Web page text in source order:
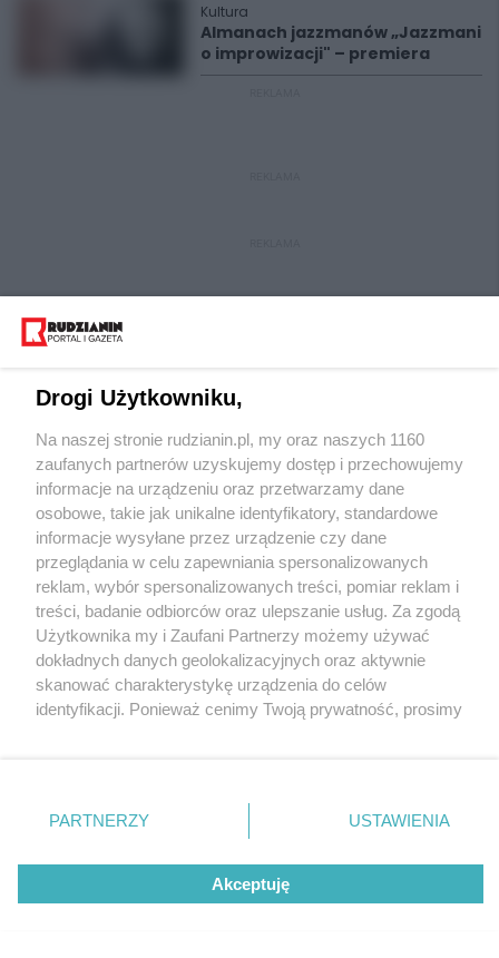
Kultura
Almanach jazzmanów „Jazzmani
o improwizacji" – premiera
Wydawca mediów lokalnych
Nie zapomnij
zapoznać się z:
polityką prywatności regulamin korzystania z portali
Twojemiasto
Piekary Śląskie
Chorzów
Tarnowskie Góry
Gliwice
Skontakuj sięz nami
Kontakt
Wydawca
Redakcja
Drogi Użytkowniku,
Na naszej stronie rudzianin.pl, my oraz naszych 1160
zaufanych partnerów uzyskujemy dostęp i przechowujemy
informacje na urządzeniu oraz przetwarzamy dane
osobowe, takie jak unikalne identyfikatory, standardowe
informacje wysyłane przez urządzenie czy dane
przeglądania w celu zapewniania spersonalizowanych
reklam, wybór spersonalizowanych treści, pomiar reklam i
treści, badanie odbiorców oraz ulepszanie usług. Za zgodą
Użytkownika my i Zaufani Partnerzy możemy używać
dokładnych danych geolokalizacyjnych oraz aktywnie
skanować charakterystykę urządzenia do celów
identyfikacji. Ponieważ cenimy Twoją prywatność, prosimy
prywatności znajdujący się w lewym dolnym rogu strony
. Niektóre rodzaje przetwarzania danych nie wymagają
zgody użytkownika, ale masz prawo sprzeciwić się
takiemu przetwarzaniu. Preferencje będą miały
zastosowania tylko na tej witrynie.
PARTNERZY USTAWIENIA
Akceptuję